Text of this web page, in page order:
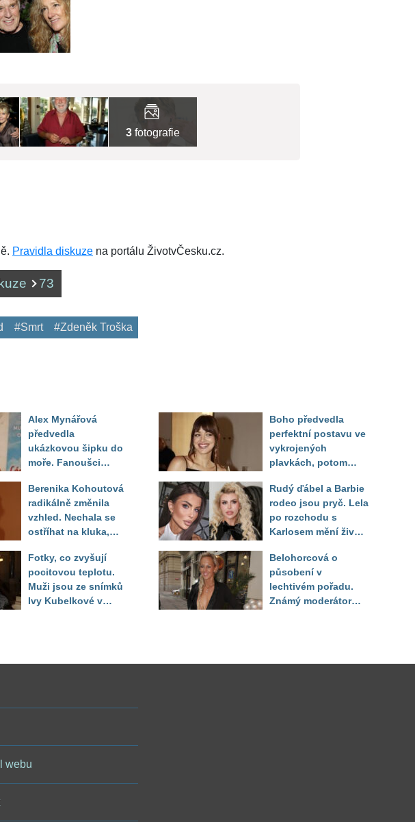
3 fotografie
Pravidla diskuze na portálu ŽivotvČesku.cz.
73
#Smrt #Zdeněk Troška
Alex Mynářová
předvedla
ukázkovou šipku do
moře. Fanoušci
toho vypadá
Berenika Kohoutová
radikálně změnila
vzhled. Nechala se
ostříhat na kluka,
překvapily
Fotky, co zvyšují
pocitovou teplotu.
Muži jsou ze snímků
Ivy Kubelkové v
Boho předvedla
perfektní postavu ve
vykrojených
plavkách, potom
těla
Rudý ďábel a Barbie
rodeo jsou pryč. Lela
po rozchodu s
Karlosem mění život i
Sandeva
Belohorcová o
působení v
lechtivém pořadu.
Známý moderátor
webu